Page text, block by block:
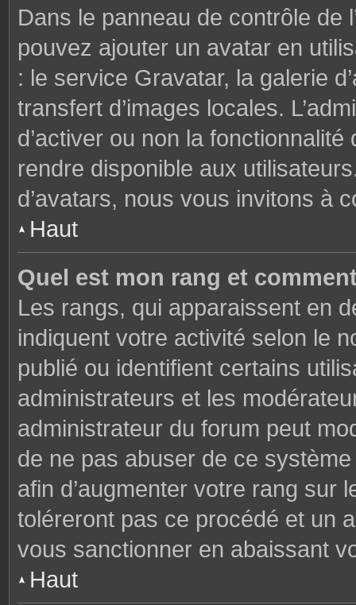
Dans le panneau de contrôle de
pouvez ajouter un avatar en
: le service Gravatar, la galerie
transfert d’images locales.
d’activer ou non la
rendre disponible aux
d’avatars, nous vous invitons à
Haut
Quel est mon rang et
Les rangs, qui apparaissent en
indiquent votre activité selon le
publié ou identifient certains
administrateurs et les
administrateur du forum peut
de ne pas abuser de ce
afin d’augmenter votre rang sur
toléreront pas ce procédé et un
vous sanctionner en abaissant
Haut